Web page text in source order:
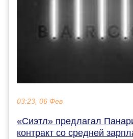
03:23, 06 Фев
«Сиэтл» предлагал
контракт со средней